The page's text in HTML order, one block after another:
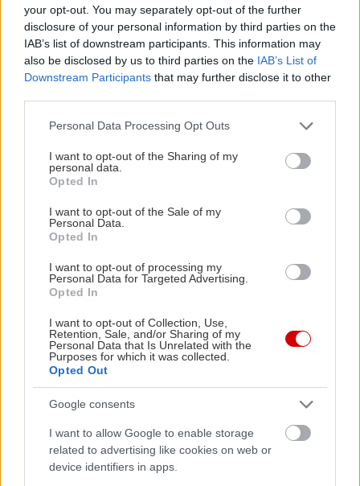
your opt-out. You may separately opt-out of the further
disclosure of your personal information by third parties on the
IAB’s list of downstream participants. This information may
also be disclosed by us to third parties on the IAB’s List of
Downstream Participants that may further disclose it to other
Please note that this website/app uses one or more Google
not limited to your visit or usage behaviour. You may click to
grant or deny consent to Google and its third-party tags to
use your data for below specified purposes in below Google
consent section.
Personal Data Processing Opt Outs
I want to opt-out of the Sharing of my
personal data.
Opted In
I want to opt-out of the Sale of my
Personal Data.
Opted In
I want to opt-out of processing my
Personal Data for Targeted Advertising.
Opted In
I want to opt-out of Collection, Use,
Retention, Sale, and/or Sharing of my
Personal Data that Is Unrelated with the
Purposes for which it was collected.
Opted Out
Google consents
I want to allow Google to enable storage
related to advertising like cookies on web or
device identifiers in apps.
Διαβάστε επίσης